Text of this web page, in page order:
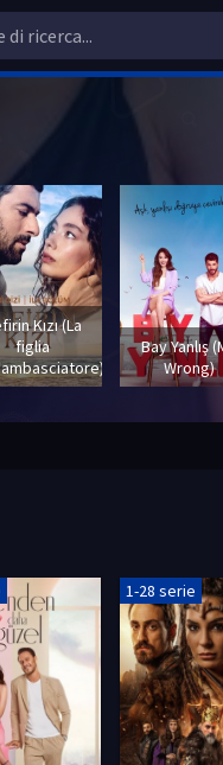
1-28 serie
Kızı (La
figlia
Bay Yanlış
Wrong)